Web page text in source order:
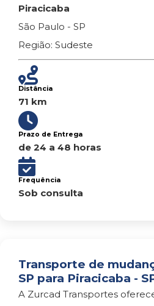
Piracicaba
São Paulo - SP
Região: Sudeste
Distância
71 km
Prazo de Entrega
de 24 a 48 horas
Frequência
Sob consulta
Transporte de
SP para Piracicaba -
A Zurcad Transportes